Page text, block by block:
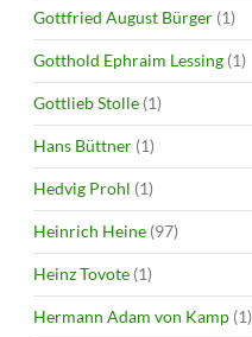
Gottfried August Bürger (1)
Gotthold Ephraim Lessing (1)
Gottlieb Stolle (1)
Hans Büttner (1)
Hedvig Prohl (1)
Heinrich Heine (97)
Heinz Tovote (1)
Hermann Adam von Kamp (1)